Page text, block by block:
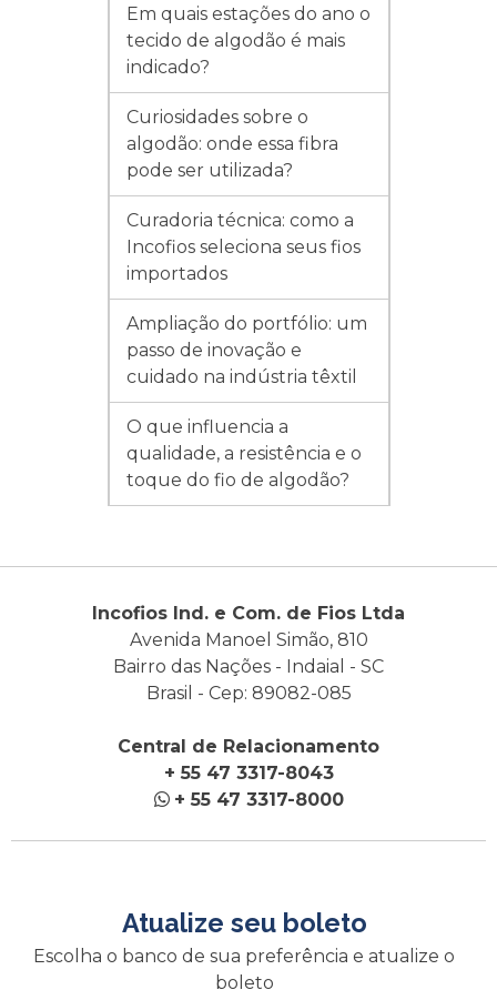
Em quais estações do ano o
tecido de algodão é mais
indicado?
Curiosidades sobre o
algodão: onde essa fibra
pode ser utilizada?
Curadoria técnica: como a
Incofios seleciona seus fios
importados
Ampliação do portfólio: um
passo de inovação e
cuidado na indústria têxtil
O que influencia a
qualidade, a resistência e o
toque do fio de algodão?
Incofios Ind. e Com. de Fios Ltda
Avenida Manoel Simão, 810
Bairro das Nações - Indaial - SC
Brasil - Cep: 89082-085
Central de Relacionamento
+ 55 47 3317-8043
+ 55 47 3317-8000
Atualize seu boleto
Escolha o banco de sua preferência e atualize o
boleto